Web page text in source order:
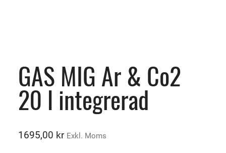
GAS MIG Ar & Co2
20 l integrerad
1695,00 kr Exkl. Moms